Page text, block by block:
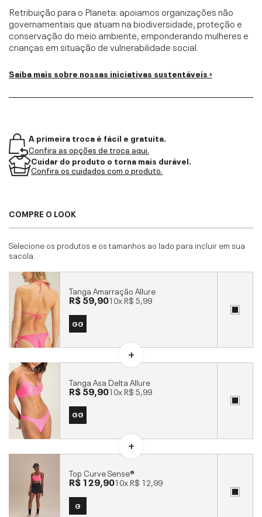
Retribuição para o Planeta: apoiamos organizações não
governamentais que atuam na biodiversidade, proteção e
conservação do meio ambiente, emponderando mulheres e
crianças em situação de vulnerabilidade social.
Saiba mais sobre nossas iniciativas sustentáveis ›
A primeira troca é fácil e gratuita.
Confira as opções de troca aqui.
Cuidar do produto o torna mais durável.
Confira os cuidados com o produto.
COMPRE O LOOK
Selecione os produtos e os tamanhos ao lado para incluir em sua
sacola.
Tanga Amarração Allure
R$ 59,9010xR$ 5,99
GG
Tanga Asa Delta Allure
R$ 59,9010xR$ 5,99
GG
Top Curve Sense®
R$ 129,9010xR$ 12,99
G